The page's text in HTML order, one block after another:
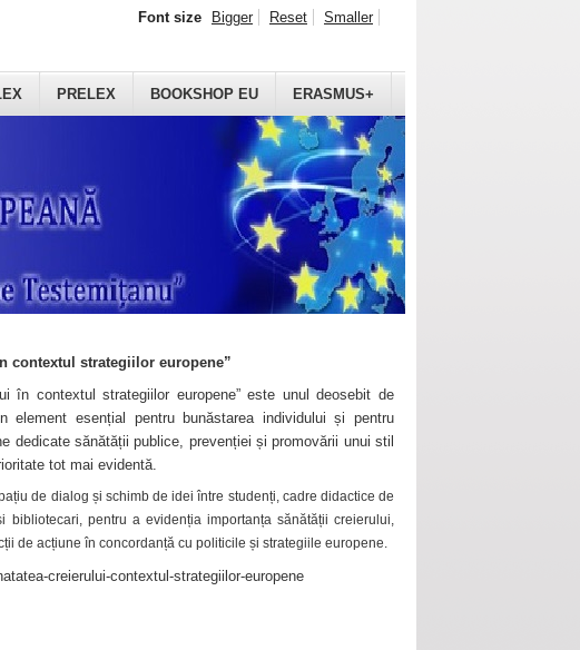
PRELEX BOOKSHOP EU ERASMUS+
Font size Bigger Reset Smaller
contextul strategiilor europene”
în contextul strategiilor europene” este unul deosebit de
element esențial pentru bunăstarea individului și pentru
dedicate sănătății publice, prevenției și promovării unui stil
tot mai evidentă.
de dialog și schimb de idei între studenți, cadre didactice de
bibliotecari, pentru a evidenția importanța sănătății creierului,
de acțiune în concordanță cu politicile și strategiile europene.
creierului-contextul-strategiilor-europene